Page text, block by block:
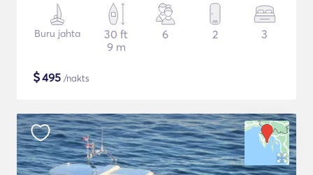
Buru jahta
30 ft
9 m
6 2 3
$495 /nakts